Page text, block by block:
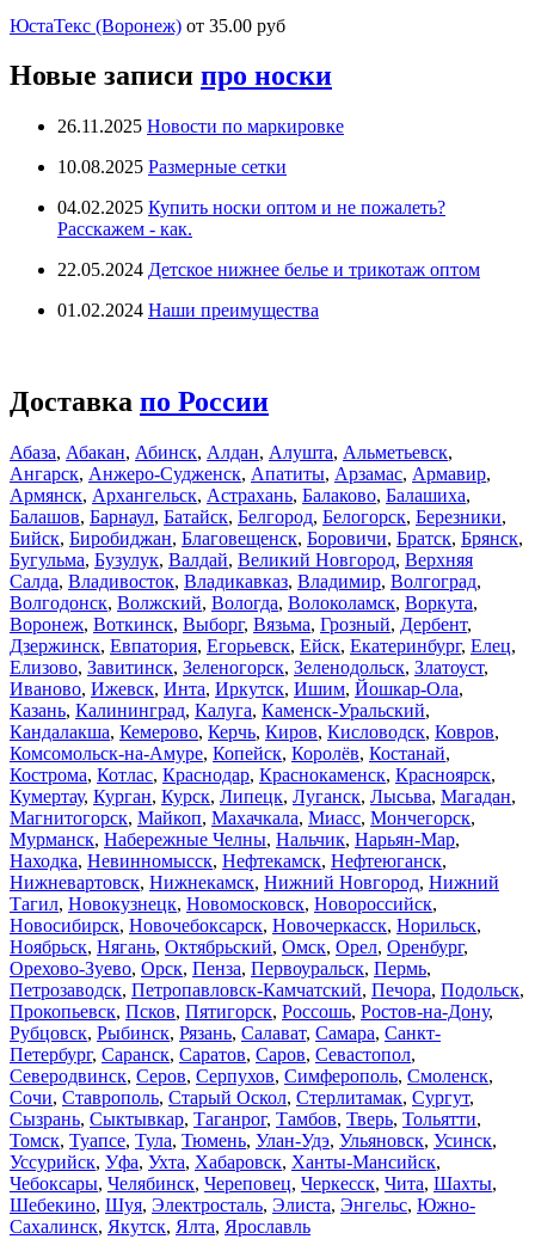
ЮстаТекс (Воронеж) от 35.00 руб
Новые записи про носки
26.11.2025 Новости по маркировке
10.08.2025 Размерные сетки
04.02.2025 Купить носки оптом и не пожалеть?
Расскажем - как.
22.05.2024 Детское нижнее белье и трикотаж оптом
01.02.2024 Наши преимущества
Доставка по России
Абаза, Абакан, Абинск, Алдан, Алушта, Альметьевск,
Ангарск, Анжеро-Судженск, Апатиты, Арзамас, Армавир,
Армянск, Архангельск, Астрахань, Балаково, Балашиха,
Балашов, Барнаул, Батайск, Белгород, Белогорск, Березники,
Бийск, Биробиджан, Благовещенск, Боровичи, Братск, Брянск,
Бугульма, Бузулук, Валдай, Великий Новгород, Верхняя
Салда, Владивосток, Владикавказ, Владимир, Волгоград,
Волгодонск, Волжский, Вологда, Волоколамск, Воркута,
Воронеж, Воткинск, Выборг, Вязьма, Грозный, Дербент,
Дзержинск, Евпатория, Егорьевск, Ейск, Екатеринбург, Елец,
Елизово, Завитинск, Зеленогорск, Зеленодольск, Златоуст,
Иваново, Ижевск, Инта, Иркутск, Ишим, Йошкар-Ола,
Казань, Калининград, Калуга, Каменск-Уральский,
Кандалакша, Кемерово, Керчь, Киров, Кисловодск, Ковров,
Комсомольск-на-Амуре, Копейск, Королёв, Костанай,
Кострома, Котлас, Краснодар, Краснокаменск, Красноярск,
Кумертау, Курган, Курск, Липецк, Луганск, Лысьва, Магадан,
Магнитогорск, Майкоп, Махачкала, Миасс, Мончегорск,
Мурманск, Набережные Челны, Нальчик, Нарьян-Мар,
Находка, Невинномысск, Нефтекамск, Нефтеюганск,
Нижневартовск, Нижнекамск, Нижний Новгород, Нижний
Тагил, Новокузнецк, Новомосковск, Новороссийск,
Новосибирск, Новочебоксарск, Новочеркасск, Норильск,
Ноябрьск, Нягань, Октябрьский, Омск, Орел, Оренбург,
Орехово-Зуево, Орск, Пенза, Первоуральск, Пермь,
Петрозаводск, Петропавловск-Камчатский, Печора, Подольск,
Прокопьевск, Псков, Пятигорск, Россошь, Ростов-на-Дону,
Рубцовск, Рыбинск, Рязань, Салават, Самара, Санкт-
Петербург, Саранск, Саратов, Саров, Севастопол,
Северодвинск, Серов, Серпухов, Симферополь, Смоленск,
Сочи, Ставрополь, Старый Оскол, Стерлитамак, Сургут,
Сызрань, Сыктывкар, Таганрог, Тамбов, Тверь, Тольятти,
Томск, Туапсе, Тула, Тюмень, Улан-Удэ, Ульяновск, Усинск,
Уссурийск, Уфа, Ухта, Хабаровск, Ханты-Мансийск,
Чебоксары, Челябинск, Череповец, Черкесск, Чита, Шахты,
Шебекино, Шуя, Электросталь, Элиста, Энгельс, Южно-
Сахалинск, Якутск, Ялта, Ярославль